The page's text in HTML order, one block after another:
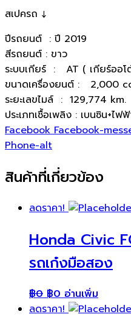
สเปครถ ↓
ปีรถยนต์ : ปี 2019
สีรถยนต์ : ขาว
ระบบเกียร์ : AT ( เกียร์ออโ
ขนาดเครื่องยนต์ : 2,000
ระยะเลขไมล์ : 129,774 km.
ประเภทเชื้อเพลิง : เบนซิน+ไฟ
Facebook Facebook-
Phone-alt
สินค้าที่เกี่ยวข้อง
ลดราคา!
Honda Civic
รถเก๋งมือสอง
฿0 ฿0 อ่านเพิ่ม
ลดราคา!